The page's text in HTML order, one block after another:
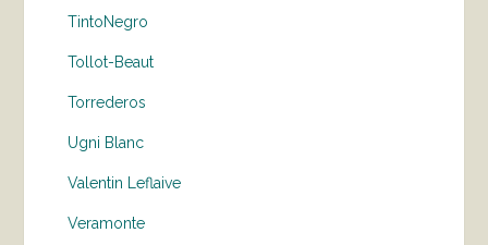
TintoNegro
Tollot-Beaut
Torrederos
Ugni Blanc
Valentin Leflaive
Veramonte